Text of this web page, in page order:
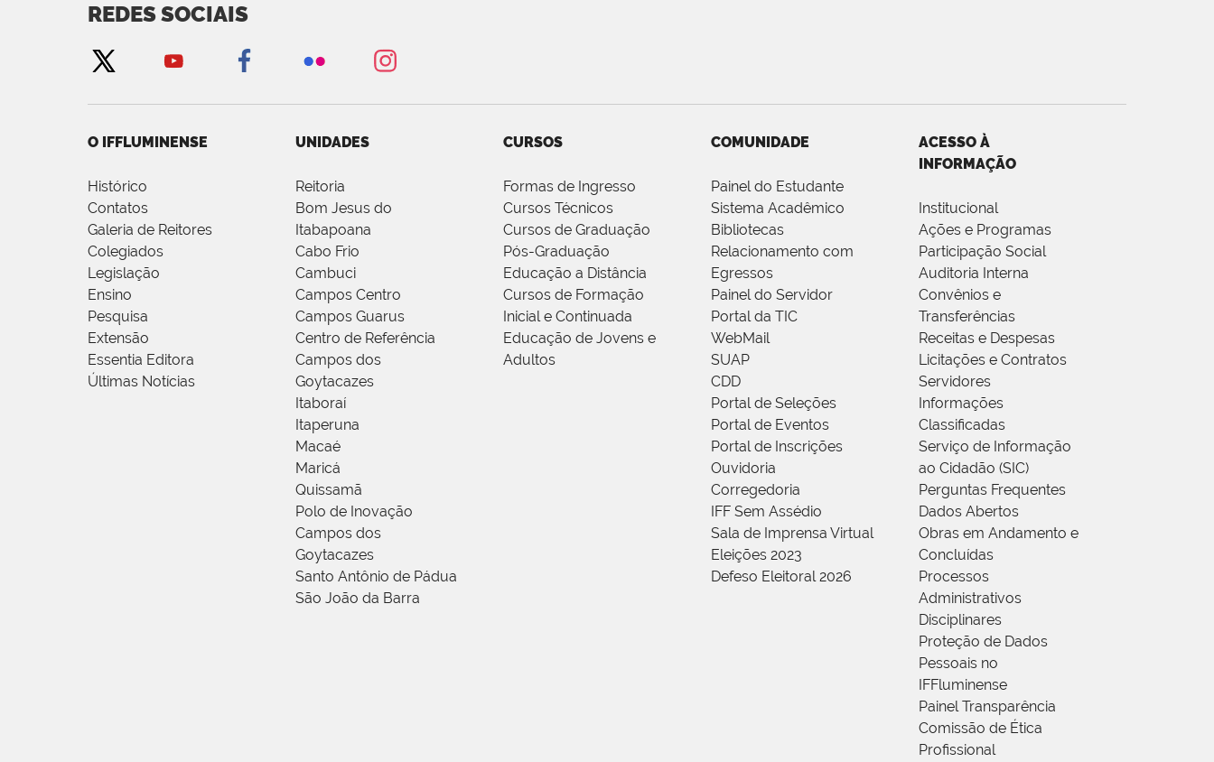
REDES SOCIAIS
O IFFLUMINENSE
Histórico
Contatos
Galeria de Reitores
Colegiados
Legislação
Ensino
Pesquisa
Extensão
Essentia Editora
Últimas Notícias
UNIDADES
Reitoria
Bom Jesus do
Itabapoana
Cabo Frio
Cambuci
Campos Centro
Campos Guarus
Centro de Referência
Campos dos
Goytacazes
Itaboraí
Itaperuna
Macaé
Maricá
Quissamã
Polo de Inovação
Campos dos
Goytacazes
Santo Antônio de Pádua
São João da Barra
CURSOS
Formas de Ingresso
Cursos Técnicos
Cursos de Graduação
Pós-Graduação
Educação a Distância
Cursos de Formação
Inicial e Continuada
Educação de Jovens e
Adultos
COMUNIDADE
Painel do Estudante
Sistema Acadêmico
Bibliotecas
Relacionamento com
Egressos
Painel do Servidor
Portal da TIC
WebMail
SUAP
CDD
Portal de Seleções
Portal de Eventos
Portal de Inscrições
Ouvidoria
Corregedoria
IFF Sem Assédio
Sala de Imprensa Virtual
Eleições 2023
Defeso Eleitoral 2026
ACESSO À
INFORMAÇÃO
Institucional
Ações e Programas
Participação Social
Auditoria Interna
Convênios e
Transferências
Receitas e Despesas
Licitações e Contratos
Servidores
Informações
Classificadas
Serviço de Informação
ao Cidadão (SIC)
Perguntas Frequentes
Dados Abertos
Obras em Andamento e
Concluídas
Processos
Administrativos
Disciplinares
Proteção de Dados
Pessoais no
IFFluminense
Painel Transparência
Comissão de Ética
Profissional